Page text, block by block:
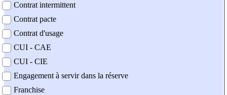
Contrat intermittent
Contrat pacte
Contrat d'usage
CUI - CAE
CUI - CIE
Engagement à servir dans la réserve
Franchise